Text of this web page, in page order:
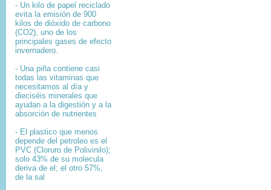
- Un kilo de papel reciclado
evita la emisión de 900
kilos de dióxido de carbono
(CO2), uno de los
principales gases de efecto
invernadero.
- Una piña contiene casi
todas las vitaminas que
necesitamos al día y
dieciséis minerales que
ayudan a la digestión y a la
absorción de nutrientes
- El plastico que menos
depende del petroleo es el
PVC (Cloruro de Polivinilo);
solo 43% de su molecula
deriva de el; el otro 57%,
de la sal